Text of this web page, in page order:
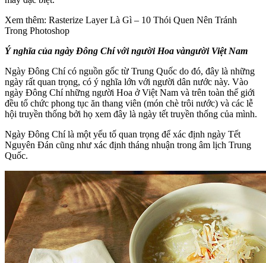
Xem thêm: Rasterize Layer Là Gì – 10 Thói Quen Nên Tránh
Trong Photoshop
Ý nghĩa của ngày Đông Chí với người Hoa vàngười Việt Nam
Ngày Đông Chí có nguồn gốc từ Trung Quốc do đó, đây là những
ngày rất quan trọng, có ý nghĩa lớn với người dân nước này. Vào
ngày Đông Chí những người Hoa ở Việt Nam và trên toàn thế giới
đều tổ chức phong tục ăn thang viên (món chè trôi nước) và các lễ
hội truyền thống bởi họ xem đây là ngày tết truyền thống của mình.
Ngày Đông Chí là một yếu tố quan trọng để xác định ngày Tết
Nguyên Đán cũng như xác định tháng nhuận trong âm lịch Trung
Quốc.